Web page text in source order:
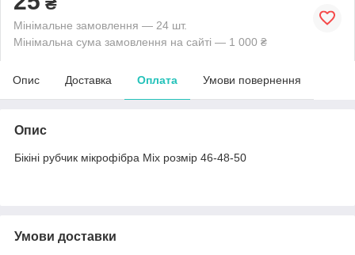
Мінімальне замовлення — 24 шт.
Мінімальна сума замовлення на сайті — 1 000 ₴
Опис Доставка Оплата Умови повернення
Опис
Бікіні рубчик мікрофібра Міх розмір 46-48-50
Умови доставки